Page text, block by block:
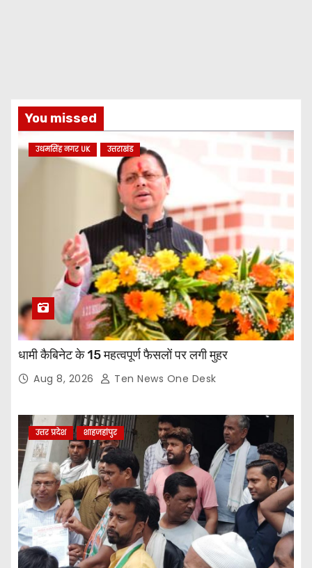
You missed
उधमसिंह नगर UK उत्तराखंड
धामी कैबिनेट के 15 महत्वपूर्ण फैसलों पर लगी मुहर
Aug 8, 2026 Ten News One Desk
उत्तर प्रदेश शाहजहांपुर